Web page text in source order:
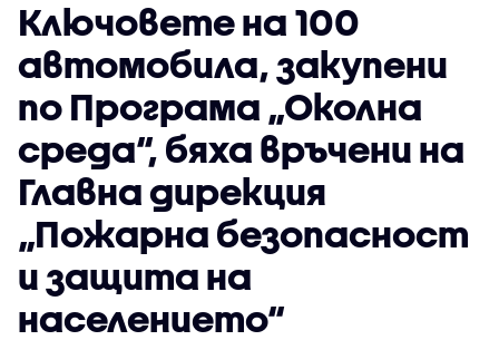
Ключовете на 100
автомобила, закупени
по Програма „Околна
среда“, бяха връчени на
Главна дирекция
„Пожарна безопасност
и защита на
населението“